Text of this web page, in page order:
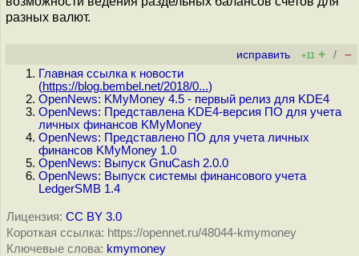
разных валют.
исправить +11 + / –
Главная ссылка к новости
(https://blog.bembel.net/2018/0...)
OpenNews: KMyMoney 4.5 - первый релиз для KDE4
OpenNews: Представлена KDE4-версия ПО для учета
личных финансов KMyMoney
OpenNews: Представлено ПО для учета личных
финансов KMyMoney 1.0
OpenNews: Выпуск GnuCash 2.0.0
OpenNews: Выпуск системы финансового учета
LedgerSMB 1.4
Лицензия: CC BY 3.0
Короткая ссылка: https://opennet.ru/48044-kmymoney
Ключевые слова: kmymoney